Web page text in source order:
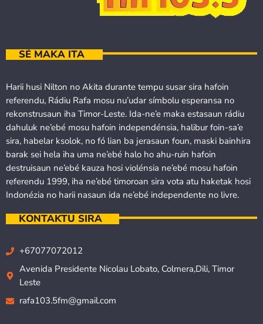
SÉ MAKA ITA
Harii husi Nilton no Akita durante tempu susar sira hafoin
referendu, Rádiu Rafa mosu nu’udar símbolu esperansa no
rekonstrusaun iha Timor-Leste. Ida-ne’e maka estasaun rádiu
dahuluk ne’ebé mosu hafoin independénsia, halibur foin-sa’e
sira, habelar ksolok, no fó lian ba jerasaun foun, maski bainhira
barak sei hela iha uma ne’ebé halo ho ahu-ruin hafoin
destruisaun ne’ebé kauza hosi violénsia ne’ebé mosu hafoin
referendu 1999, iha ne’ebé timoroan sira vota atu haketak hosi
Indonézia no harii nasaun ida ne’ebé independente no livre.
KONTAKTU SIRA
+67077072012
Avenida Presidente Nicolau Lobato, Colmera,Dili, Timor
Leste
rafa103.5fm@gmail.com